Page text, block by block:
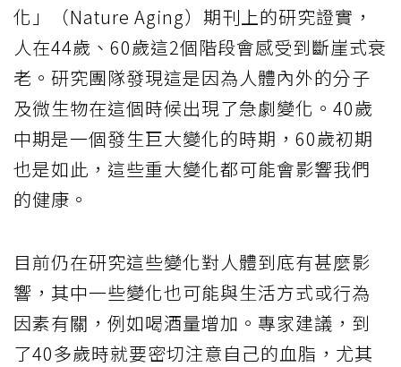
化」（Nature Aging）期刊上的研究證實，
人在44歲、60歲這2個階段會感受到斷崖式衰
老。研究團隊發現這是因為人體內外的分子
及微生物在這個時候出現了急劇變化。40歲
中期是一個發生巨大變化的時期，60歲初期
也是如此，這些重大變化都可能會影響我們
的健康。
目前仍在研究這些變化對人體到底有甚麼影
響，其中一些變化也可能與生活方式或行為
因素有關，例如喝酒量增加。專家建議，到
了40多歲時就要密切注意自己的血脂，尤其